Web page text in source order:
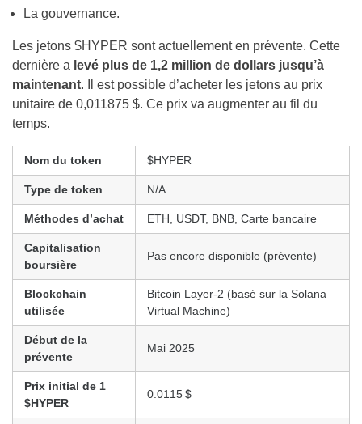
La gouvernance.
Les jetons $HYPER sont actuellement en prévente. Cette
dernière a levé plus de 1,2 million de dollars jusqu’à
maintenant. Il est possible d’acheter les jetons au prix
unitaire de 0,011875 $. Ce prix va augmenter au fil du
temps.
Nom du token $HYPER
Type de token N/A
Méthodes d’achat ETH, USDT, BNB, Carte bancaire
Capitalisation
boursière
Pas encore disponible (prévente)
Blockchain
utilisée
Bitcoin Layer-2 (basé sur la Solana
Virtual Machine)
Début de la
prévente
Mai 2025
Prix initial de 1
$HYPER
0.0115 $